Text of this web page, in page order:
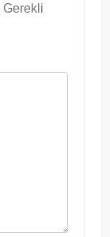
Gerekli